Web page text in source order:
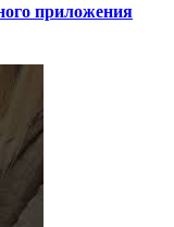
приложения